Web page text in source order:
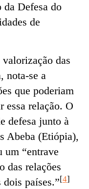
Defesa do
de
das
nota-se a
que poderiam
essa relação. O
defesa junto à
Abeba (Etiópia),
um “entrave
das relações
dois países.”[4]